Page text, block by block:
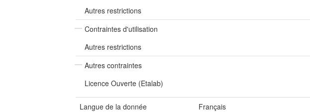
Autres restrictions
Contraintes d'utilisation
Autres restrictions
Autres contraintes
Licence Ouverte (Etalab)
Langue de la donnée
Français